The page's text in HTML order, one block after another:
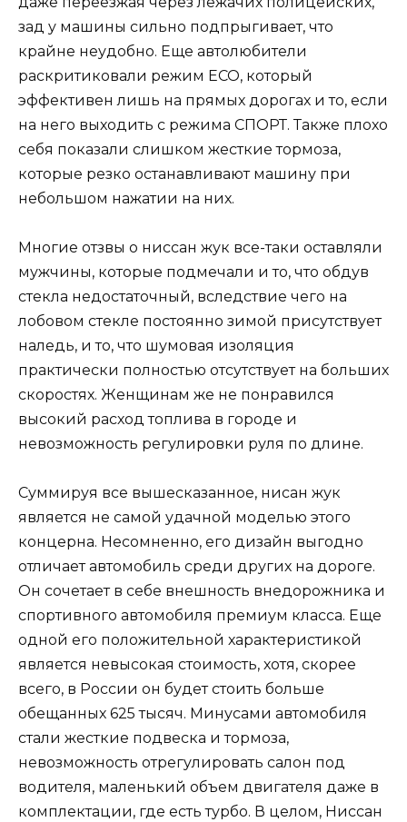
зад у машины сильно подпрыгивает, что
крайне неудобно. Еще автолюбители
раскритиковали режим ЕСО, который
эффективен лишь на прямых дорогах и то, если
на него выходить с режима СПОРТ. Также плохо
себя показали слишком жесткие тормоза,
которые резко останавливают машину при
небольшом нажатии на них.
Многие отзвы о ниссан жук все-таки оставляли
мужчины, которые подмечали и то, что обдув
стекла недостаточный, вследствие чего на
лобовом стекле постоянно зимой присутствует
наледь, и то, что шумовая изоляция
практически полностью отсутствует на больших
скоростях. Женщинам же не понравился
высокий расход топлива в городе и
невозможность регулировки руля по длине.
Суммируя все вышесказанное, нисан жук
является не самой удачной моделью этого
концерна. Несомненно, его дизайн выгодно
отличает автомобиль среди других на дороге.
Он сочетает в себе внешность внедорожника и
спортивного автомобиля премиум класса. Еще
одной его положительной характеристикой
является невысокая стоимость, хотя, скорее
всего, в России он будет стоить больше
обещанных 625 тысяч. Минусами автомобиля
стали жесткие подвеска и тормоза,
невозможность отрегулировать салон под
водителя, маленький объем двигателя даже в
комплектации, где есть турбо. В целом, Ниссан